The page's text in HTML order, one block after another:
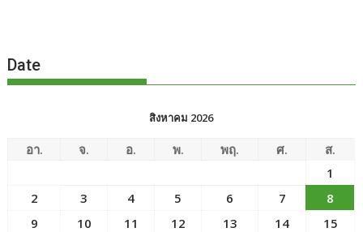
Date
สิงหาคม 2026
อา. จ. อ. พ. พฤ. ศ.
ส.
1
2
3 4 5 6 7
8
9
10 11 12 13 14
15